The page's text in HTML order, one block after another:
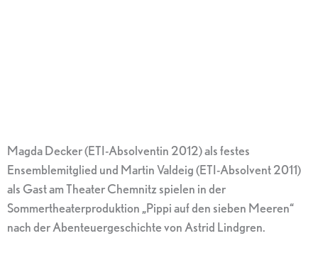
Magda Decker (ETI-Absolventin 2012) als festes
Ensemblemitglied und Martin Valdeig (ETI-Absolvent 2011)
als Gast am Theater Chemnitz spielen in der
Sommertheaterproduktion „Pippi auf den sieben Meeren“
nach der Abenteuergeschichte von Astrid Lindgren.